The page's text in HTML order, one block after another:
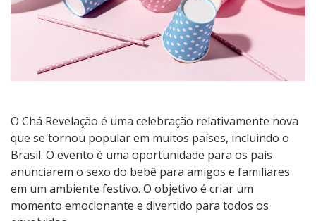
O Chá Revelação é uma celebração relativamente nova
que se tornou popular em muitos países, incluindo o
Brasil. O evento é uma oportunidade para os pais
anunciarem o sexo do bebê para amigos e familiares
em um ambiente festivo. O objetivo é criar um
momento emocionante e divertido para todos os